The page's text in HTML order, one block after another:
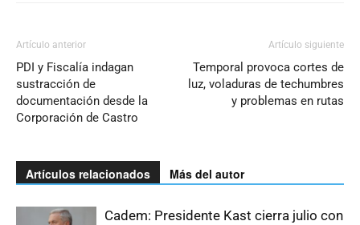
Artículo anterior
PDI y Fiscalía indagan
sustracción de
documentación desde la
Corporación de Castro
Artículo siguiente
Temporal provoca cortes de
luz, voladuras de techumbres
y problemas en rutas
Artículos relacionados Más del autor
Cadem: Presidente Kast cierra julio con